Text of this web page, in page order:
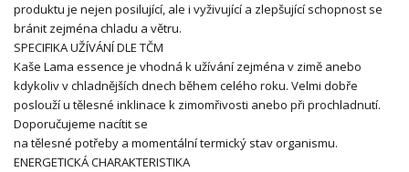
produktu je nejen posilující, ale i vyživující a zlepšující schopnost se
bránit zejména chladu a větru.
SPECIFIKA UŽÍVÁNÍ DLE TČM
Kaše Lama essence je vhodná k užívání zejména v zimě anebo
kdykoliv v chladnějších dnech během celého roku. Velmi dobře
poslouží u tělesné inklinace k zimomřivosti anebo při prochladnutí.
Doporučujeme nacítit se
na tělesné potřeby a momentální termický stav organismu.
ENERGETICKÁ CHARAKTERISTIKA